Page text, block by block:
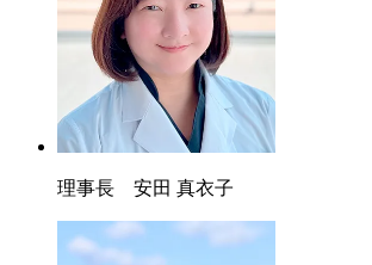
理事長 安田 真衣子